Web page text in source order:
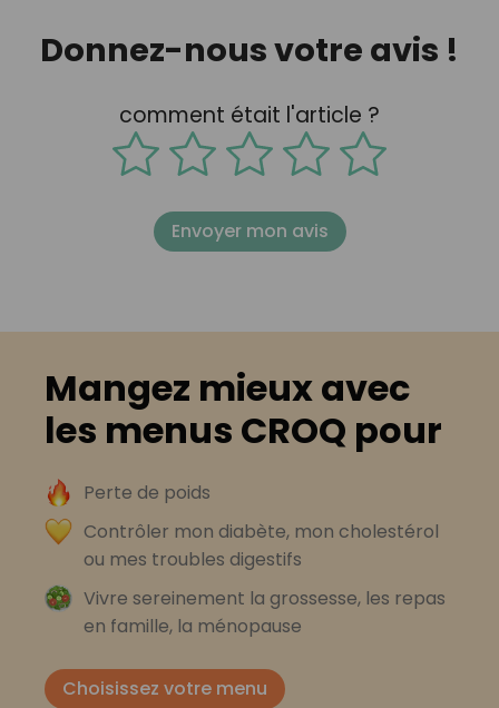
Donnez-nous votre avis !
comment était l'article ?
Envoyer mon avis
Mangez mieux avec
les menus CROQ pour
Perte de poids
Contrôler mon diabète, mon cholestérol
ou mes troubles digestifs
Vivre sereinement la grossesse, les repas
en famille, la ménopause
Choisissez votre menu